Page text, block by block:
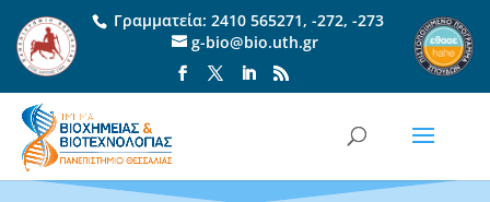
Γραμματεία: 2410 565271, -272, -273
g-bio@bio.uth.gr